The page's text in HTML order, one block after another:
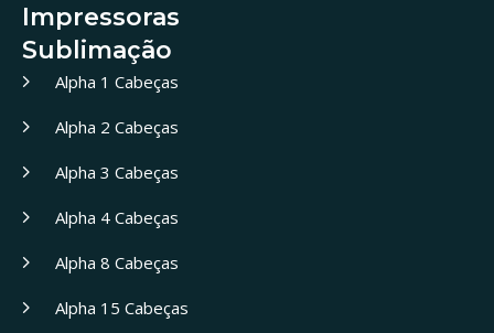
Impressoras
Sublimação
Alpha 1 Cabeças
Alpha 2 Cabeças
Alpha 3 Cabeças
Alpha 4 Cabeças
Alpha 8 Cabeças
Alpha 15 Cabeças